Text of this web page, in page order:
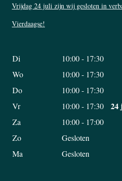
Vrijdag 24 juli zijn wij gesloten in
Vierdaagse!
Di
10:00 - 17:30
Wo
10:00 - 17:30
Do
10:00 - 17:30
Vr
10:00 - 17:30 24
Za
10:00 - 17:00
Zo
Gesloten
Ma
Gesloten